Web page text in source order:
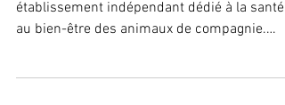
confiance et l'écoute